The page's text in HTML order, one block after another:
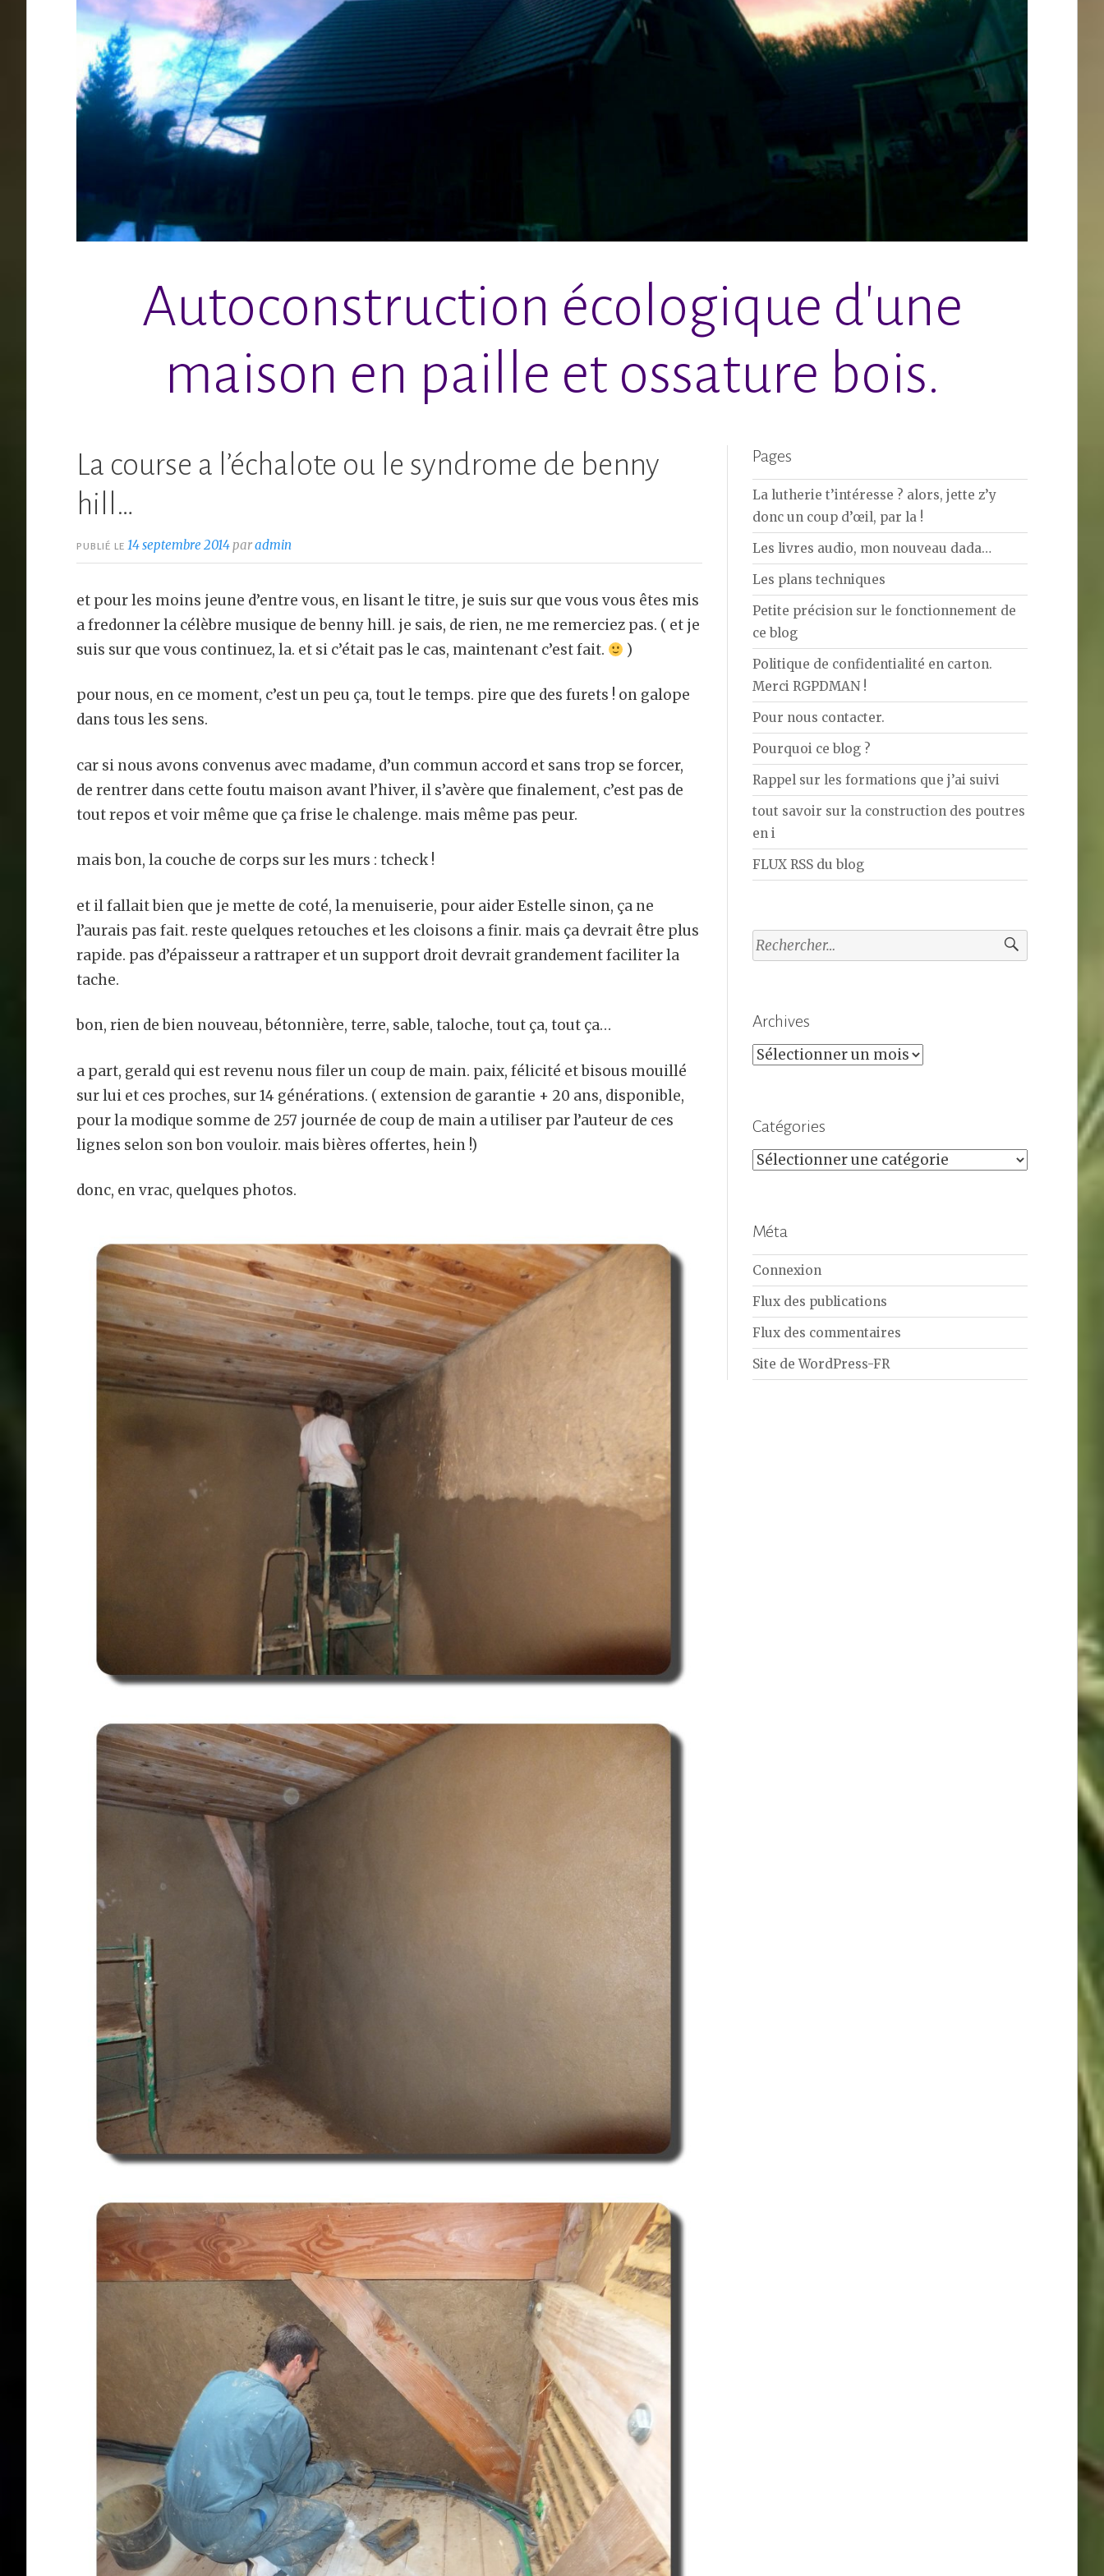
Autoconstruction écologique d'une
maison en paille et ossature bois.
La course a l’échalote ou le syndrome de benny
hill…
PUBLIÉ LE 14 septembre 2014paradmin
et pour les moins jeune d’entre vous, en lisant le titre, je suis sur que vous vous êtes mis
a fredonner la célèbre musique de benny hill. je sais, de rien, ne me remerciez pas. ( et je
suis sur que vous continuez, la. et si c’était pas le cas, maintenant c’est fait.
)
pour nous, en ce moment, c’est un peu ça, tout le temps. pire que des furets ! on galope
dans tous les sens.
car si nous avons convenus avec madame, d’un commun accord et sans trop se forcer,
de rentrer dans cette foutu maison avant l’hiver, il s’avère que finalement, c’est pas de
tout repos et voir même que ça frise le chalenge. mais même pas peur.
mais bon, la couche de corps sur les murs : tcheck !
et il fallait bien que je mette de coté, la menuiserie, pour aider Estelle sinon, ça ne
l’aurais pas fait. reste quelques retouches et les cloisons a finir. mais ça devrait être plus
rapide. pas d’épaisseur a rattraper et un support droit devrait grandement faciliter la
tache.
bon, rien de bien nouveau, bétonnière, terre, sable, taloche, tout ça, tout ça…
a part, gerald qui est revenu nous filer un coup de main. paix, félicité et bisous mouillé
sur lui et ces proches, sur 14 générations. ( extension de garantie + 20 ans, disponible,
pour la modique somme de 257 journée de coup de main a utiliser par l’auteur de ces
lignes selon son bon vouloir. mais bières offertes, hein !)
donc, en vrac, quelques photos.
Pages
La lutherie t’intéresse ? alors, jette z’y
donc un coup d’œil, par la !
Les livres audio, mon nouveau dada…
Les plans techniques
Petite précision sur le fonctionnement de
ce blog
Politique de confidentialité en carton.
Merci RGPDMAN !
Pour nous contacter.
Pourquoi ce blog ?
Rappel sur les formations que j’ai suivi
tout savoir sur la construction des poutres
en i
FLUX RSS du blog
Rechercher :
Archives
Archives
Catégories
Catégories
Méta
Connexion
Flux des publications
Flux des commentaires
Site de WordPress-FR